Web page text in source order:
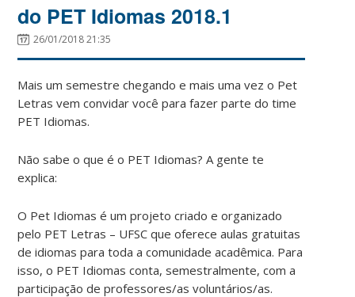
do PET Idiomas 2018.1
26/01/2018 21:35
Mais um semestre chegando e mais uma vez o Pet
Letras vem convidar você para fazer parte do time
PET Idiomas.
Não sabe o que é o PET Idiomas? A gente te
explica:
O Pet Idiomas é um projeto criado e organizado
pelo PET Letras – UFSC que oferece aulas gratuitas
de idiomas para toda a comunidade acadêmica. Para
isso, o PET Idiomas conta, semestralmente, com a
participação de professores/as voluntários/as.